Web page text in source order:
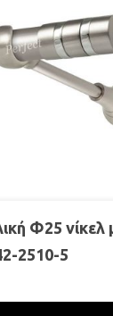
Φ25 νίκελ
2510-5